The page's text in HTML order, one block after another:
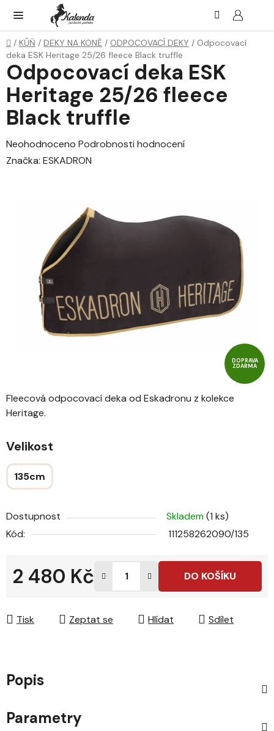
obsah
Domů
/ KŮŇ / DEKY NA KONĚ / ODPOCOVACÍ DEKY / Odpocovací
deka ESK Heritage 25/26 fleece Black truffle
Fleecová odpocovací deka od Eskadronu z kolekce
Heritage.
Velikost
135cm
Dostupnost Skladem(1 ks)
Kód:
111258262090/135
2 480 Kč DO KOŠÍKU
Tisk Zeptat se Hlídat Sdílet
Odpocovací deka ESK
Heritage 25/26 fleece
Black truffle
Průměrné
hodnocení
hvězdiček.
Neohodnoceno Podrobnosti hodnocení
Značka: ESKADRON
DOPRAVA
ZDARMA
Popis
Parametry